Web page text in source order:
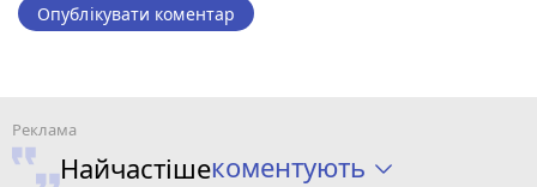
Опублікувати коментар
Найчастішекоментують